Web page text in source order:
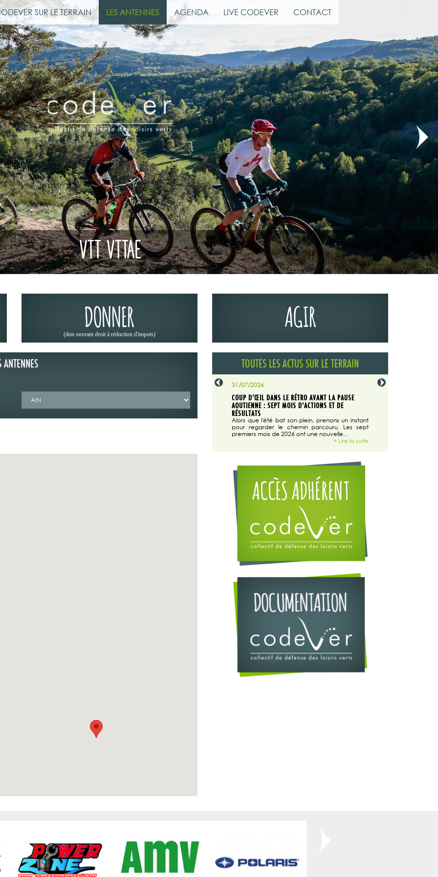
SUR LE TERRAIN LES ANTENNES AGENDA LIVE CODEVER CONTACT
VTT VTTAE
DONNER
(don ouvrant droit à réduction d'impots)
AGIR
ANTENNES TOUTES LES ACTUS SUR LE TERRAIN
DANS OFFROAD 4X4
2026.
LA « MÉTÉO DES FORÊTS » : UN RÉFLEXE
grand public la « météo des forêts », une carte...
31/07/2026
COUP D’ŒIL DANS LE RÉTRO AVANT LA PAUSE
AOUTIENNE : SEPT MOIS D'ACTIONS ET DE
RÉSULTATS
Alors que l'été bat son plein, prenons un instant
pour regarder le chemin parcouru. Les sept
premiers mois de 2026 ont une nouvelle...
+ Lire la suite
29/07/2026